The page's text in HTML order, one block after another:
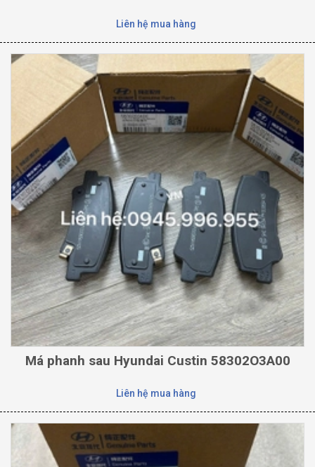
Liên hệ mua hàng
Má phanh sau Hyundai Custin 58302O3A00
Liên hệ mua hàng